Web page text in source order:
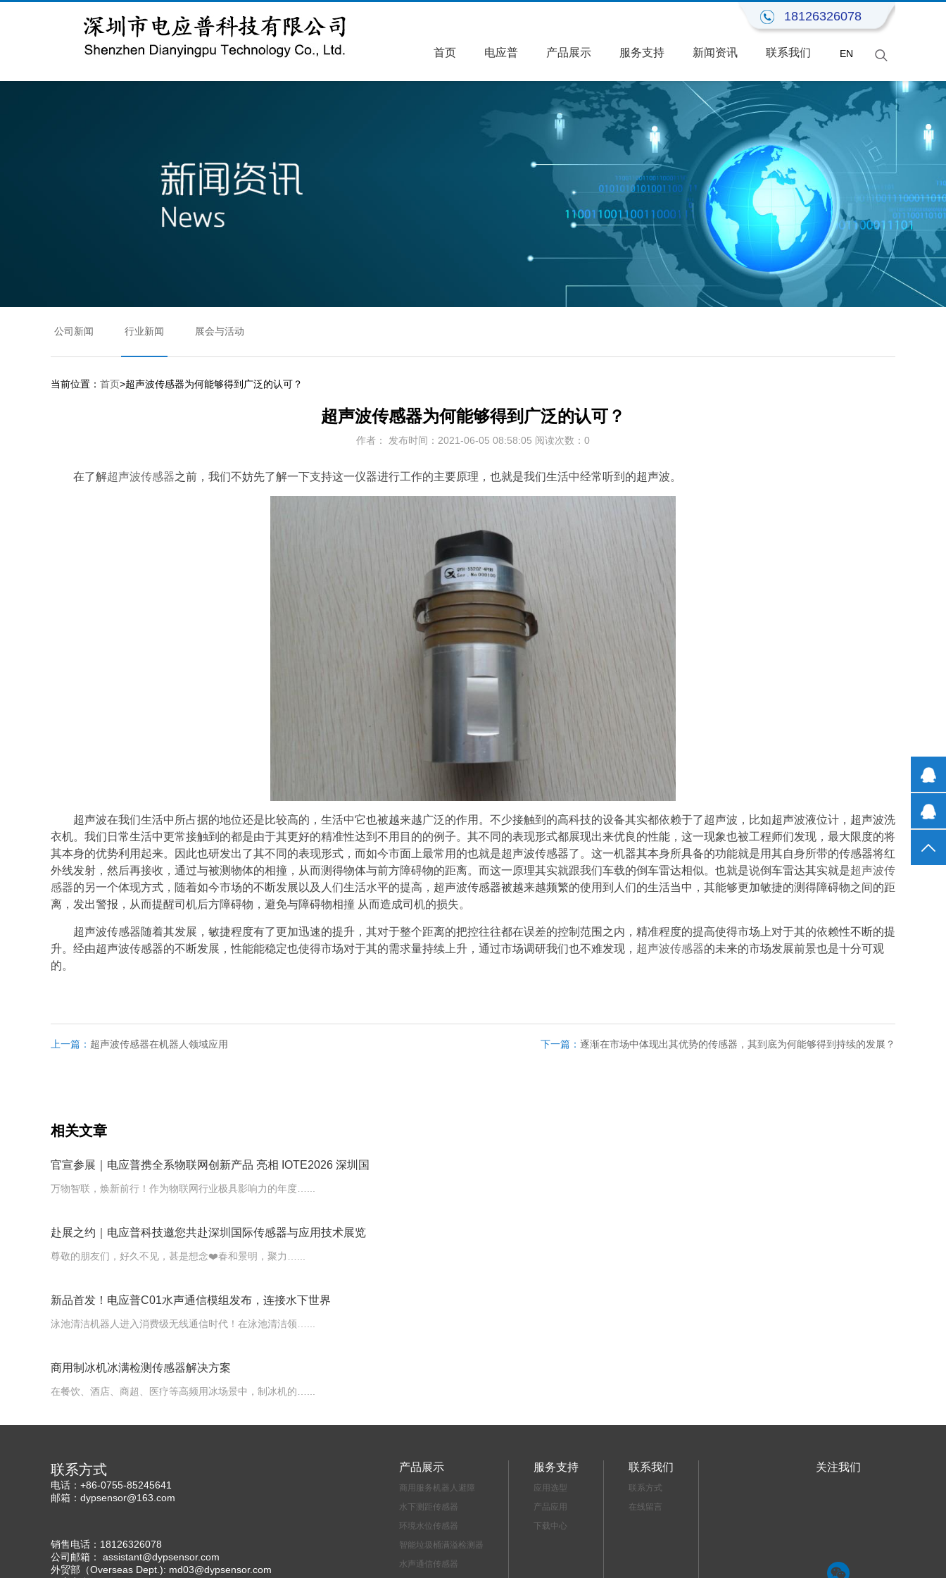
18126326078
首页 电应普 产品展示 服务支持 新闻资讯 联系我们 EN
公司新闻 行业新闻 展会与活动
当前位置： 首页>超声波传感器为何能够得到广泛的认可？
超声波传感器为何能够得到广泛的认可？
作者： 发布时间：2021-06-05 08:58:05 阅读次数：0
在了解超声波传感器之前，我们不妨先了解一下支持这一仪器进行工作的主要原理，也就是我们生活中经常听到的超声波。
超声波在我们生活中所占据的地位还是比较高的，生活中它也被越来越广泛的作用。不少接触到的高科技的设备其实都依赖于了超声波，比如超声波液位计，超声波洗
衣机。我们日常生活中更常接触到的都是由于其更好的精准性达到不用目的的例子。其不同的表现形式都展现出来优良的性能，这一现象也被工程师们发现，最大限度的将
其本身的优势利用起来。因此也研发出了其不同的表现形式，而如今市面上最常用的也就是超声波传感器了。 这一机器其本身所具备的功能就是用其自身所带的传感器将红
外线发射，然后再接收，通过与被测物体的相撞，从而测得物体与前方障碍物的距离。而这一原理其实就跟我们车载的倒车雷达相似。也就是说倒车雷达其实就是超声波传
感器的另一个体现方式，随着如今市场的不断发展以及人们生活水平的提高， 超声波传感器被越来越频繁的使用到人们的生活当中，其能够更加敏捷的测得障碍物之间的距
离，发出警报，从而提醒司机后方障碍物，避免与障碍物相撞 从而造成司机的损失。
超声波传感器随着其发展，敏捷程度有了更加迅速的提升，其对于整个距离的把控往往都在误差的控制范围之内，精准程度的提高使得市场上对于其的依赖性不断的提
升。经由超声波传感器的不断发展，性能能稳定也使得市场对于其的需求量持续上升，通过市场调研我们也不难发现， 超声波传感器的未来的市场发展前景也是十分可观
的。
下一篇： 逐渐在市场中体现出其优势的传感器，其到底为何能够得到持续的发展？
上一篇： 超声波传感器在机器人领域应用
相关文章
官宣参展｜电应普携全系物联网创新产品 亮相 IOTE2026 深圳国
际物联网展
万物智联，焕新前行！作为物联网行业极具影响力的年度…...
赴展之约｜电应普科技邀您共赴深圳国际传感器与应用技术展览
会，解锁行业新机遇！
尊敬的朋友们，好久不见，甚是想念❤️春和景明，聚力…...
新品首发！电应普C01水声通信模组发布，连接水下世界
泳池清洁机器人进入消费级无线通信时代！在泳池清洁领…...
商用制冰机冰满检测传感器解决方案
在餐饮、酒店、商超、医疗等高频用冰场景中，制冰机的…...
联系方式
电话：+86-0755-85245641
邮箱：dypsensor@163.com
销售电话：18126326078
公司邮箱： assistant@dypsensor.com
外贸部（Overseas Dept.): md03@dypsensor.com
产品展示
商用服务机器人避障
水下测距传感器
环境水位传感器
智能垃圾桶满溢检测器
水声通信传感器
服务支持
应用选型
产品应用
下载中心
联系我们
联系方式
在线留言
关注我们